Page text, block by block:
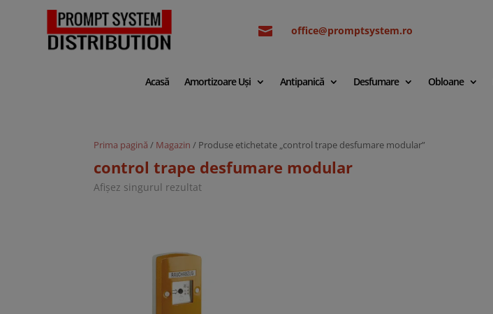
 office@promptsystem.ro
Acasă Amortizoare Uși Antipanică Desfumare Obloane
Prima pagină / Magazin / Produse etichetate „control trape desfumare modular”
control trape desfumare modular
Afișez singurul rezultat